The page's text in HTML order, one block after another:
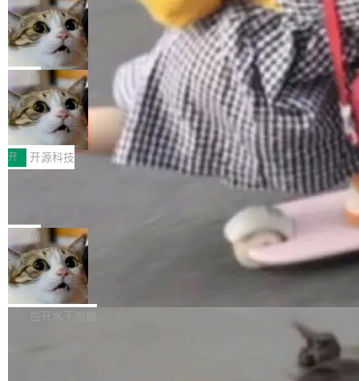
现实 过去两年，CIO们的焦虑清单上多了两项：
一是如何让大模型和智能体应用安全地从PoC走
向生产，二是如何让测试团队跟得上AI应用...
设置，如果用布尔值 + 可空字段来表示——bool
ean 表示是否可切换，nullable 的默认模式、浅
色方案、深色方案——会产生大量无意义的组
合。方案缺了、配置冲突了、全 null 了。要知道
哪些组合有效，作者说，你得靠"文档、校验、或
者部落知识"。 换个写法。Rust 的 enum，两个
变体：Switchable...
个"AI 知识库 + 聊天机器人"——每个大厂都在
做，没什么新鲜的。 但 Kenton Varda 在 Twitte
r 上把事情说清楚了： 今天我们发布了 Cloudfla
re OS，一个带连接器的聊天机器人，跟其他所
有科技公司做的一样。只不过，实际上它不一
样。这是 Sandstorm.io 的重制版，我十年前的
那个创业公司。不同的是，这次它构建在 Cloudf
lare Workers 上——我花了九年时间搭建的平台
——并且深度集成了 AI。这基本上是我十年秘密
Deno 团队开源 Celld，可自托管的分
布式 Durable Objects
Ryan Dahl 领导的 Deno 团队推出了最新开源项
目 Celld，一个能在自己机器上运行 Cloudflare
Workers 和 Durable Objects 的守护进程。 设
计思路很直接：每个对象是一个独立的 SQLite
数据库，按名称寻址，复制到你自己的 S3 兼容
存储库里。节点之间只通过这个存储库协调——
没有控制平面，没有共识协议。每个对象自带一
个小型数据库，应用天然按分片构建，单个数据
库的竞争和爆炸半径问题在设计层面就被消除
了。 闲置的 cell 会休眠到几乎不占资源。当 cel
l 迁移或唤醒时，新宿主从 S3 恢复 SQLite 数据
库继续执行。存储库是持久化的唯一真相...
局
鲁大师7月新机性能/流畅/AI榜：vivo夺
性能、流畅双第一，三星Galaxy Z系列
新折叠缺席
2026年7月的手机市场，由于存储等硬件成本暴
增，手机厂商的日子也不好过啊，新机速度明显
放缓，因此硝烟味淡了许多。新机参数规格除开
高价的三星折叠（三星Galaxy Z Fold8 Ultra / Z
Fold8 / Z Flip8）外，其余要么是中低端机器，
例如iQOO Z11i、REDMI Note 17、REDMI No
te 17 Pro、OPPO K15，要么是vivo X300 E这
样的次旗舰。 Galaxy Z Fold8 Ultra / Z Fold8 /
Z Flip8三款折叠屏新机均在7月22日发布，且全
部搭载骁龙8 Elite Gen5 for Galaxy，它们本该
开 开源科技
Zed 编辑器团队发布了新项目——DeltaDB，一
个在 git commit 之间记录每一次编辑操作的版
本控制系统。目前处于 Early Access 阶段。 De
ltaDB 的核心思路直接写在 landing page 最显
眼的位置：「Software is made between com
mits」——软件是在 commit 之间写出来的。git
局
SpaceXAI 单季资本开支达 183 亿美元
根据风险投资人Tomer Tunguz 博客（VC 分
析）披露的最新分析与第二季度业绩报告，Spac
白开水不加糖